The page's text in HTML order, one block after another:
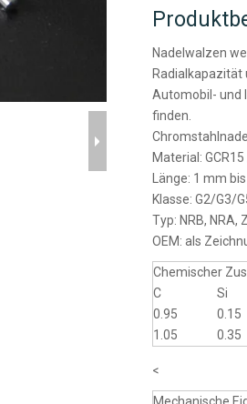
Nadelwalzen
Radialkapazität
Automobil- und
finden.
Material:
Länge: 1 mm
Klasse: G2/G3/
Typ: NRB, NRA,
OEM: als
Chemischer
C
Si
0.95
0.15
1.05
0.35
<